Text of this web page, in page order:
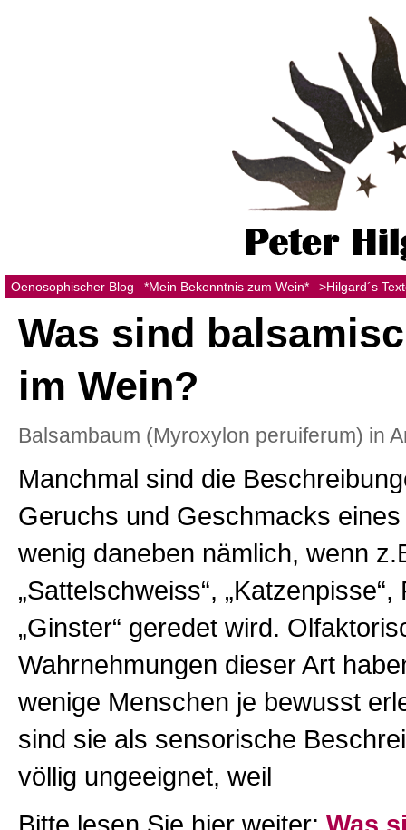
Oenosophischer Blog *Mein Bekenntnis zum Wein* >Hilgard´s
Was sind
im Wein?
Balsambaum (Myroxylon peruiferum) in
Manchmal sind die
Geruchs und Geschmacks
wenig daneben nämlich, wenn
„Sattelschweiss“, „Katzenpisse“,
„Ginster“ geredet wird.
Wahrnehmungen dieser Art
wenige Menschen je bewusst
sind sie als sensorische
völlig ungeeignet, weil
Bitte lesen Sie hier weiter: Was